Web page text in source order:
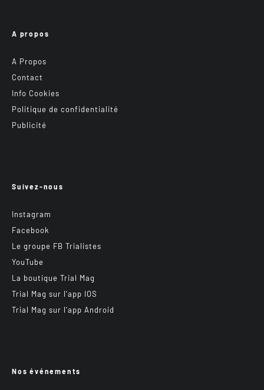
A propos
A Propos
Contact
Info Cookies
Politique de confidentialité
Publicité
Suivez-nous
Instagram
Facebook
Le groupe FB Trialistes
YouTube
La boutique Trial Mag
Trial Mag sur l’app IOS
Trial Mag sur l’app Android
Nos événements